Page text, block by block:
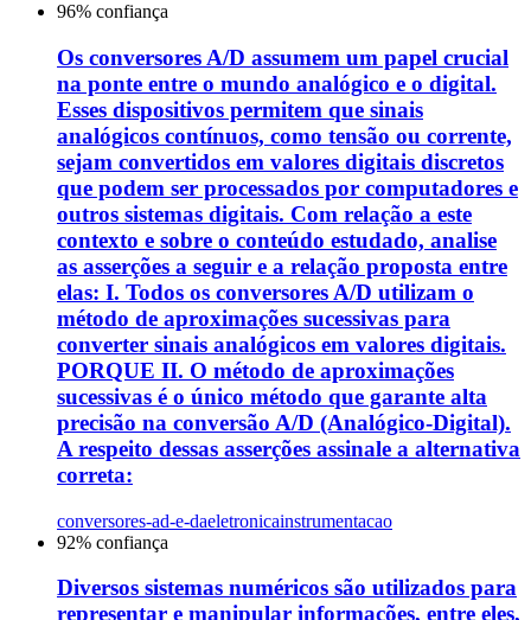
96% confiança
Os conversores A/D assumem um papel crucial
na ponte entre o mundo analógico e o digital.
Esses dispositivos permitem que sinais
analógicos contínuos, como tensão ou corrente,
sejam convertidos em valores digitais discretos
que podem ser processados por computadores e
outros sistemas digitais. Com relação a este
contexto e sobre o conteúdo estudado, analise
as asserções a seguir e a relação proposta entre
elas: I. Todos os conversores A/D utilizam o
método de aproximações sucessivas para
converter sinais analógicos em valores digitais.
PORQUE II. O método de aproximações
sucessivas é o único método que garante alta
precisão na conversão A/D (Analógico-Digital).
A respeito dessas asserções assinale a alternativa
correta:
conversores-ad-e-daeletronicainstrumentacao
92% confiança
Diversos sistemas numéricos são utilizados para
representar e manipular informações, entre eles,